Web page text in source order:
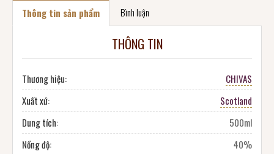
Thông tin sản phẩm Bình luận
THÔNG TIN
Thương hiệu:
CHIVAS
Xuất xứ:
Scotland
Dung tích:
500ml
Nồng độ:
40%